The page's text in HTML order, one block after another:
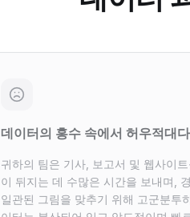
데이터의 홍수 속에서 허우적대다
귀하의 팀은 기사, 보고서 및 웹사이
이 뒤지는 데 수많은 시간을 보내며,
일관된 그림을 맞추기 위해 고군분투